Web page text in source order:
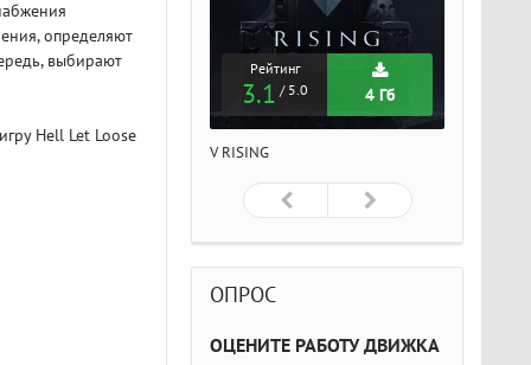
определяют
выбирают
Hell Let Loose
Рейтинг Рейтинг
3.1 / 5.0 4 Гб
V RISING
ОПРОС
ОЦЕНИТЕ РАБОТУ ДВИЖКА